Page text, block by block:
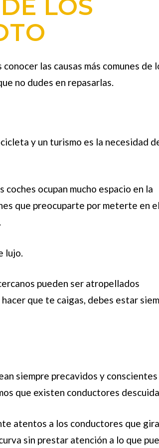
LOS
las causas más comunes de
no dudes en repasarlas.
y un turismo es la necesidad
ocupan mucho espacio en la
que preocuparte por meterte en el
lujo.
pueden ser atropellados
que te caigas, debes estar
siempre precavidos y
que existen conductores
atentos a los conductores que
sin prestar atención a lo que